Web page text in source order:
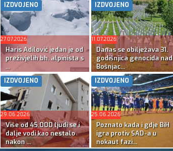
IZDVOJENO
27.07.2026
Haris Adilović jedan je od
preživjelih bh. alpinista s
...
IZDVOJENO
11.07.2026
Danas se obilježava 31.
godišnjica genocida nad
Bošnjac...
IZDVOJENO
29.06.2026
Više od 45.000 ljudi se i
dalje vodi kao nestalo
nakon ...
IZDVOJENO
25.06.2026
Poznato kada i gdje BiH
igra protiv SAD-a u
nokaut fazi...